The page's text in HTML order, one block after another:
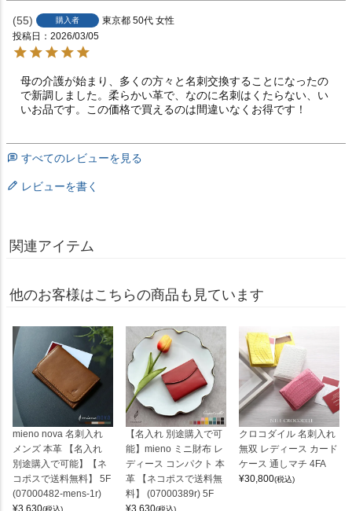
55 購入者 東京都 50代 女性
投稿日
2026/03/05
母の介護が始まり、多くの方々と名刺交換することになったの
で新調しました。柔らかい革で、なのに名刺はくたらない、い
いお品です。この価格で買えるのは間違いなくお得です！
すべてのレビューを見る
レビューを書く
関連アイテム
他のお客様はこちらの商品も見ています
mieno nova 名刺入れ
メンズ 本革 【名入れ
別途購入で可能】【ネ
コポスで送料無料】 5F
(07000482-mens-1r)
¥3,630(税込)
【名入れ 別途購入で可
能】mieno ミニ財布 レ
ディース コンパクト 本
革 【ネコポスで送料無
料】 (07000389r) 5F
¥3,630(税込)
クロコダイル 名刺入れ
無双 レディース カード
ケース 通しマチ 4FA
¥30,800(税込)